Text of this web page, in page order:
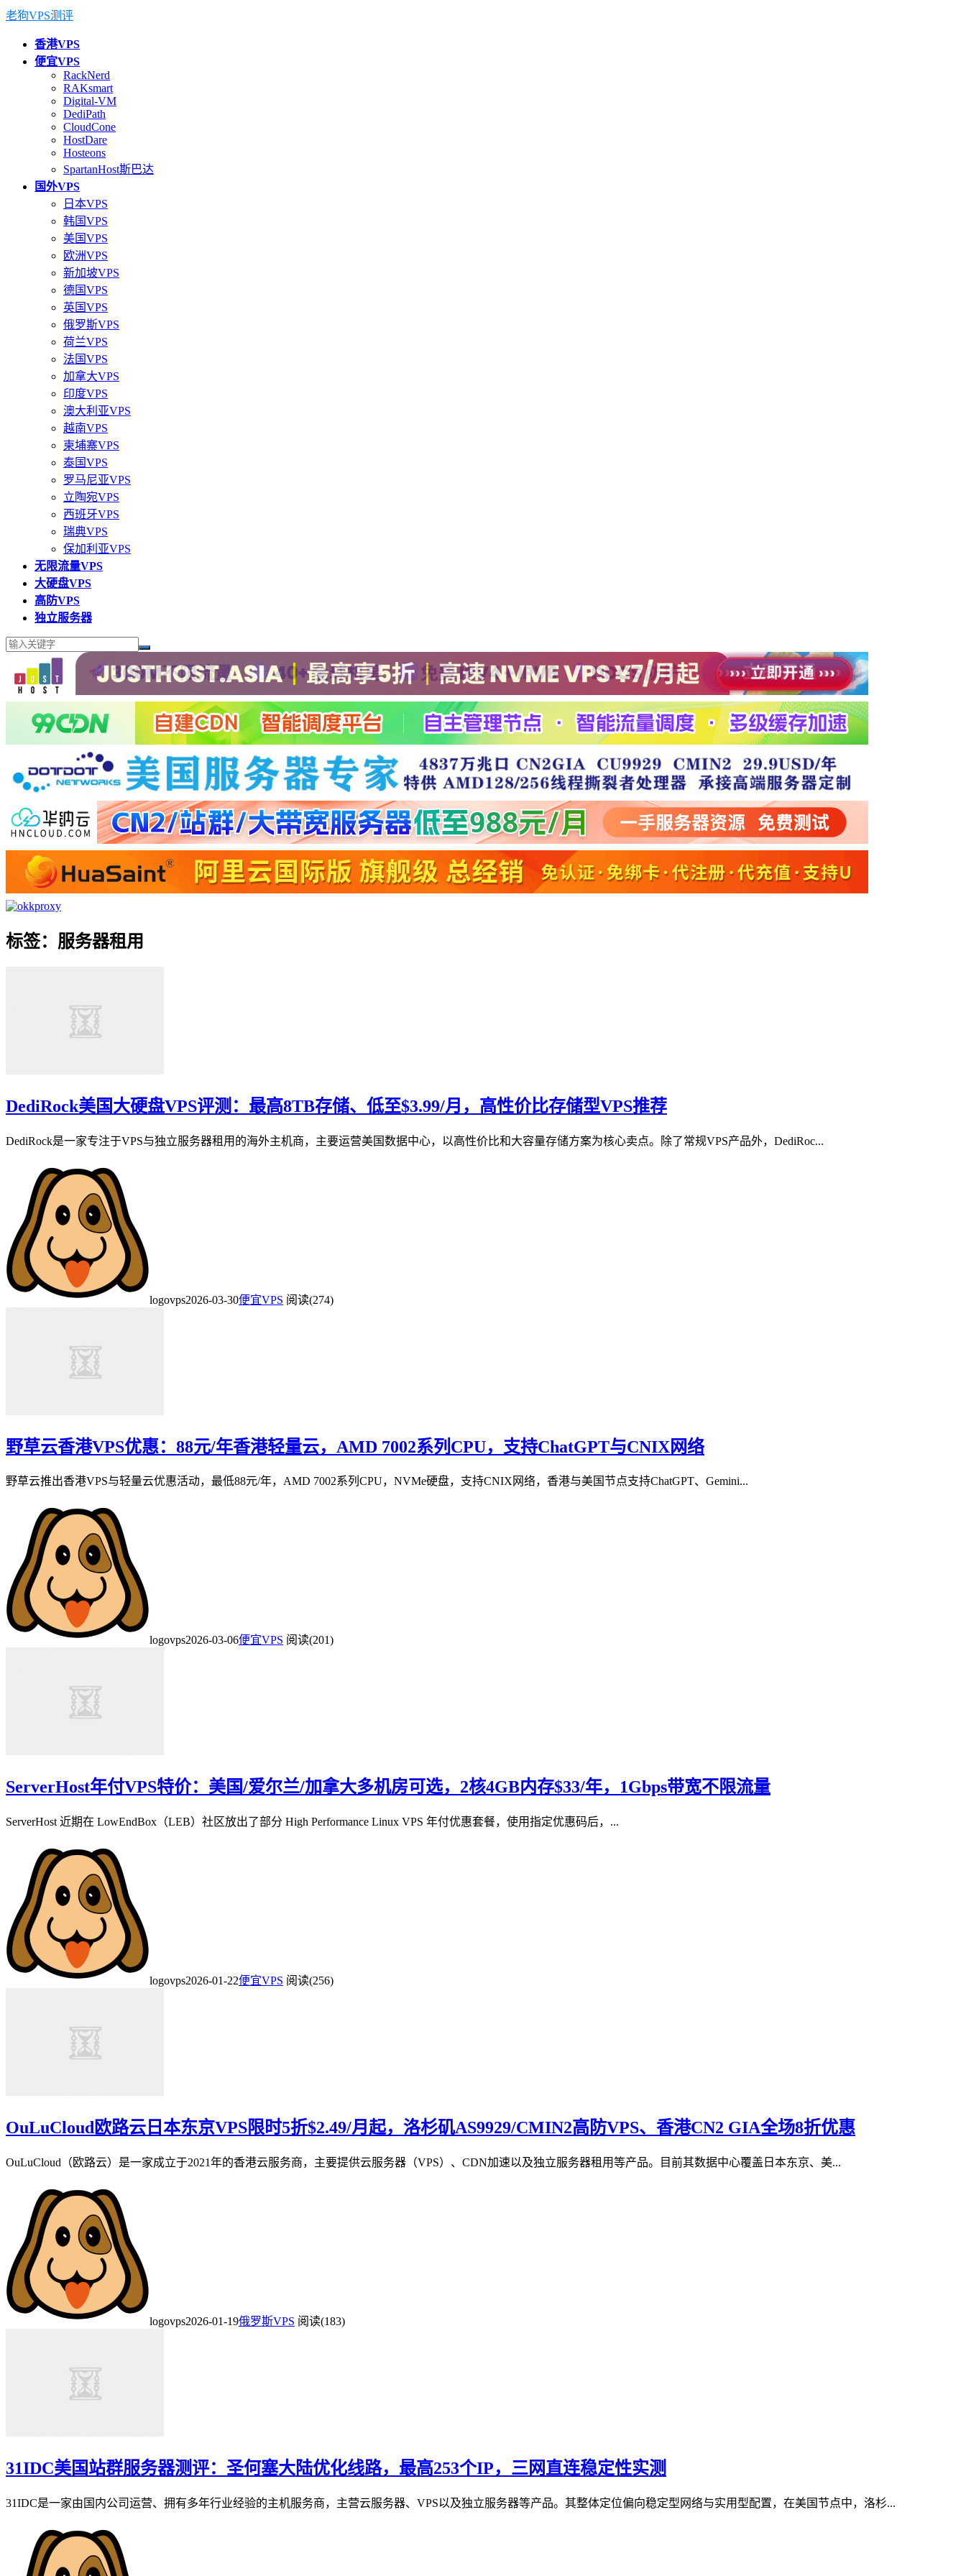
老狗VPS测评
香港VPS
便宜VPS
RackNerd
RAKsmart
Digital-VM
DediPath
CloudCone
HostDare
Hosteons
SpartanHost斯巴达
国外VPS
日本VPS
韩国VPS
美国VPS
欧洲VPS
新加坡VPS
德国VPS
英国VPS
俄罗斯VPS
荷兰VPS
法国VPS
加拿大VPS
印度VPS
澳大利亚VPS
越南VPS
柬埔寨VPS
泰国VPS
罗马尼亚VPS
立陶宛VPS
西班牙VPS
瑞典VPS
保加利亚VPS
无限流量VPS
大硬盘VPS
高防VPS
独立服务器
标签：服务器租用
DediRock美国大硬盘VPS评测：最高8TB存储、低至$3.99/月，高性价比存储型VPS推荐
DediRock是一家专注于VPS与独立服务器租用的海外主机商，主要运营美国数据中心，以高性价比和大容量存储方案为核心卖点。除了常规VPS产品外，DediRoc...
logovps2026-03-30便宜VPS 阅读(274)
野草云香港VPS优惠：88元/年香港轻量云，AMD 7002系列CPU，支持ChatGPT与CNIX网络
野草云推出香港VPS与轻量云优惠活动，最低88元/年，AMD 7002系列CPU，NVMe硬盘，支持CNIX网络，香港与美国节点支持ChatGPT、Gemini...
logovps2026-03-06便宜VPS 阅读(201)
ServerHost年付VPS特价：美国/爱尔兰/加拿大多机房可选，2核4GB内存$33/年，1Gbps带宽不限流量
ServerHost 近期在 LowEndBox（LEB）社区放出了部分 High Performance Linux VPS 年付优惠套餐，使用指定优惠码后，...
logovps2026-01-22便宜VPS 阅读(256)
OuLuCloud欧路云日本东京VPS限时5折$2.49/月起，洛杉矶AS9929/CMIN2高防VPS、香港CN2 GIA全场8折优惠
OuLuCloud（欧路云）是一家成立于2021年的香港云服务商，主要提供云服务器（VPS）、CDN加速以及独立服务器租用等产品。目前其数据中心覆盖日本东京、美...
logovps2026-01-19俄罗斯VPS 阅读(183)
31IDC美国站群服务器测评：圣何塞大陆优化线路，最高253个IP，三网直连稳定性实测
31IDC是一家由国内公司运营、拥有多年行业经验的主机服务商，主营云服务器、VPS以及独立服务器等产品。其整体定位偏向稳定型网络与实用型配置，在美国节点中，洛杉...